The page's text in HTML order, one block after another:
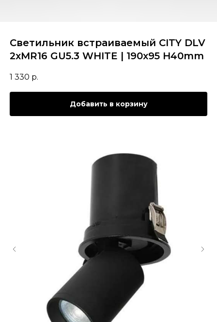
Светильник встраиваемый CITY DLV
2хMR16 GU5.3 WHITE | 190х95 H40mm
1 330 р.
Добавить в корзину